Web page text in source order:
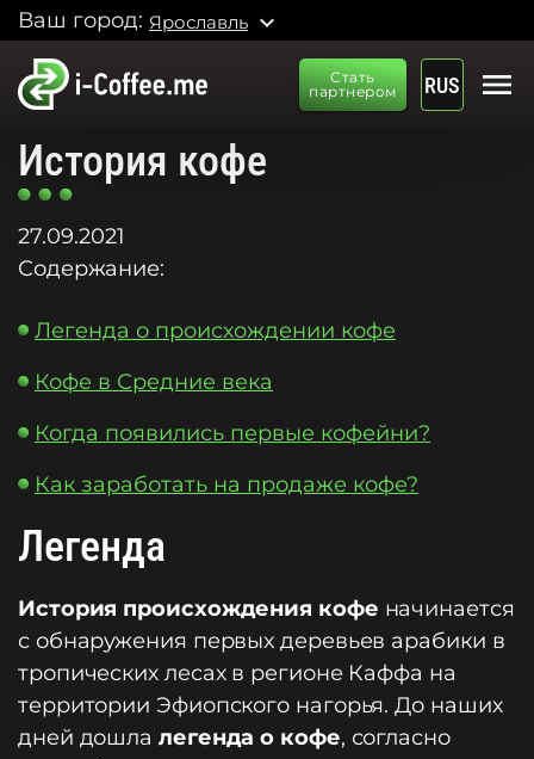
Ваш город: Ярославль expand_more
Стать
партнером
RUS menu
История кофе
27.09.2021
Содержание:
Легенда о происхождении кофе
Кофе в Средние века
Когда появились первые кофейни?
Как заработать на продаже кофе?
Легенда
История происхождения кофе начинается
с обнаружения первых деревьев арабики в
тропических лесах в регионе Каффа на
территории Эфиопского нагорья. До наших
дней дошлалегенда о кофе, согласно